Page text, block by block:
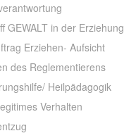
GEWALT in der Erziehung
Erziehen- Aufsicht
des Reglementierens
Heilpädagogik
Verhalten